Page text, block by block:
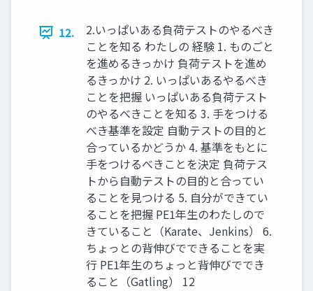
12.
2.いっぱいある負荷テストのやるべき
ことを知る わたしの 経験 1. ものごと
を進めるきっかけ 負荷テストを進め
るきっかけ 2. いっぱいあるやるべき
ことを把握 いっぱいある負荷テスト
のやるべきことを知る 3. 手をつける
べき基準を設定 自動テストの目的と
合っているかどうか 4. 基準をもとに
手をつけるべきことを決定 負荷テス
トから自動テストの目的と合ってい
ることを見つける 5. 自分ができてい
ることを把握 PE1年生のわたしので
きていること（Karate、Jenkins） 6.
ちょっとの背伸びでできることを実
行 PE1年生のちょっと背伸びででき
ること（Gatling） 12